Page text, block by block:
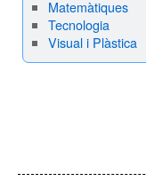
Matemàtiques
Tecnologia
Visual i Plàstica